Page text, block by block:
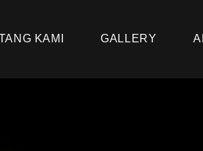
KAMI GALLERY